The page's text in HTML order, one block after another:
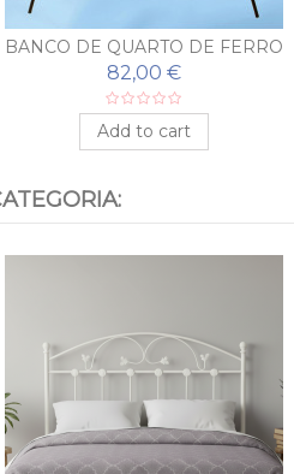
BANCO DE QUARTO DE FERRO
FORJADO FLORONES
82,00 €
Add to cart